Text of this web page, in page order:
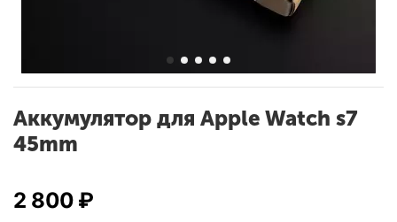
Аккумулятор для Apple Watch s7
45mm
2 800 ₽